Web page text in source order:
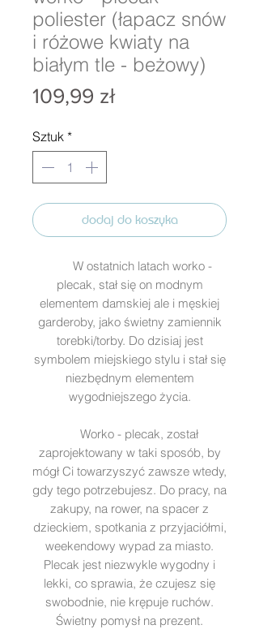
poliester (łapacz snów
i różowe kwiaty na
białym tle - beżowy)
109,99 złCena
Sztuk *
dodaj do koszyka
W ostatnich latach worko -
plecak, stał się on modnym
elementem damskiej ale i męskiej
garderoby, jako świetny zamiennik
torebki/torby. Do dzisiaj jest
symbolem miejskiego stylu i stał się
niezbędnym elementem
wygodniejszego życia.
Worko - plecak, został
zaprojektowany w taki sposób, by
mógł Ci towarzyszyć zawsze wtedy,
gdy tego potrzebujesz. Do pracy, na
zakupy, na rower, na spacer z
dzieckiem, spotkania z przyjaciółmi,
weekendowy wypad za miasto.
Plecak jest niezwykle wygodny i
lekki, co sprawia, że czujesz się
swobodnie, nie krępuje ruchów.
Świetny pomysł na prezent.